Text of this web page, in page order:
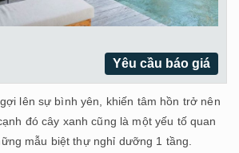
Yêu cầu báo giá
lên sự bình yên, khiến tâm hồn trở nên
đó cây xanh cũng là một yếu tố quan
mẫu biệt thự nghỉ dưỡng 1 tầng.